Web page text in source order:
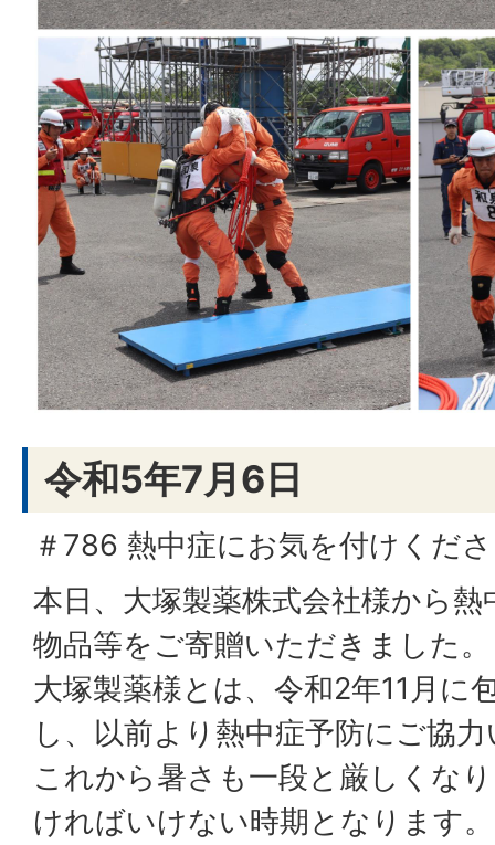
令和5年7月6日
＃786 熱中症にお気を付けくだ
本日、大塚製薬株式会社様から
物品等をご寄贈いただきました。
大塚製薬様とは、令和2年11月に
し、以前より熱中症予防にご協
これから暑さも一段と厳しくな
ければいけない時期となります